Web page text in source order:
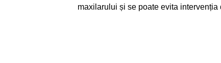
maxilarului și se poate evita